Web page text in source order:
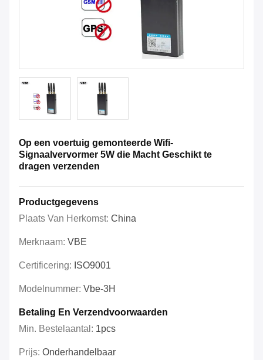
Op een voertuig gemonteerde Wifi-
Signaalvervormer 5W die Macht Geschikt te
dragen verzenden
Productgegevens
Plaats Van Herkomst: China
Merknaam: VBE
Certificering: ISO9001
Modelnummer: Vbe-3H
Betaling En Verzendvoorwaarden
Min. Bestelaantal: 1pcs
Prijs: Onderhandelbaar